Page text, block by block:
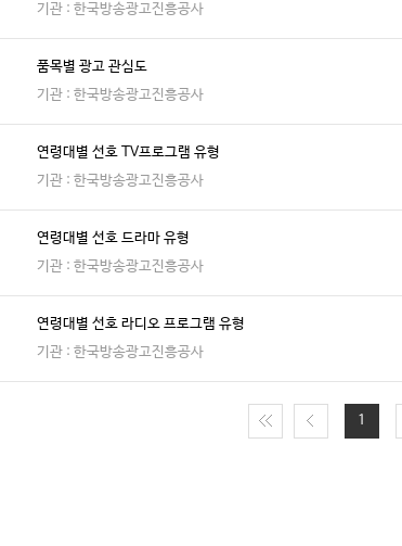
기관 : 한국방송광고진흥공사
품목별 광고 관심도
기관 : 한국방송광고진흥공사
연령대별 선호 TV프로그램 유형
기관 : 한국방송광고진흥공사
연령대별 선호 드라마 유형
기관 : 한국방송광고진흥공사
연령대별 선호 라디오 프로그램 유형
기관 : 한국방송광고진흥공사
1